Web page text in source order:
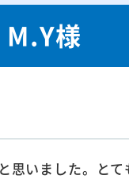
様
思いました。とて